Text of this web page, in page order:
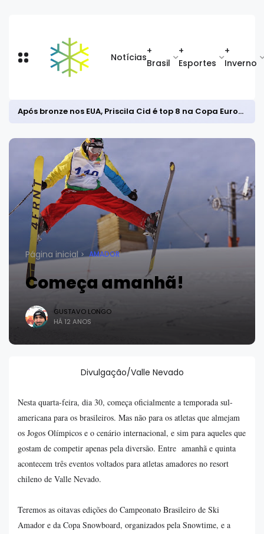
Notícias
+
Brasil
+
Esportes
+
Inverno
Após bronze nos EUA, Priscila Cid é top 8 na Copa Europeia de snowboard halfpipe
Página inicial AMADOR
Começa amanhã!
GUSTAVO LONGO
HÁ 12 ANOS
Divulgação/Valle Nevado
Nesta quarta-feira, dia 30, começa oficialmente a temporada sul-
americana para os brasileiros. Mas não para os atletas que almejam
os Jogos Olímpicos e o cenário internacional, e sim para aqueles que
gostam de competir apenas pela diversão. Entre amanhã e quinta
acontecem três eventos voltados para atletas amadores no resort
chileno de Valle Nevado.
Teremos as oitavas edições do Campeonato Brasileiro de Ski
Amador e da Copa Snowboard, organizados pela Snowtime, e a